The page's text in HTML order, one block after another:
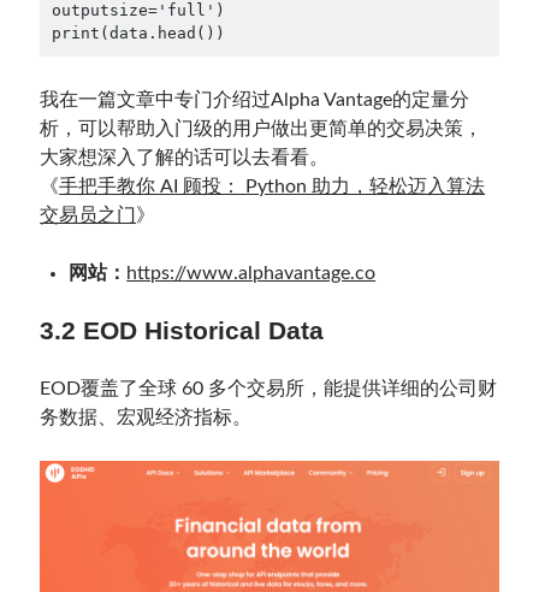
outputsize='full')
print(data.head())
我在一篇文章中专门介绍过Alpha Vantage的定量分
析，可以帮助入门级的用户做出更简单的交易决策，
大家想深入了解的话可以去看看。
《手把手教你 AI 顾投： Python 助力，轻松迈入算法
交易员之门 》
网站： https://www.alphavantage.co
3.2 EOD Historical Data
EOD覆盖了全球 60 多个交易所，能提供详细的公司财
务数据、宏观经济指标。